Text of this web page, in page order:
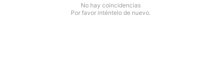
No hay coincidencias
Por favor inténtelo de nuevo.